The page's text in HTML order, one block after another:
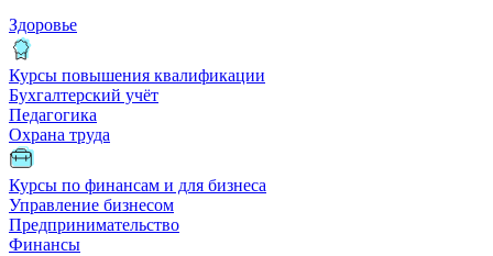
Здоровье
Курсы повышения квалификации
Бухгалтерский учёт
Педагогика
Охрана труда
Курсы по финансам и для бизнеса
Управление бизнесом
Предпринимательство
Финансы